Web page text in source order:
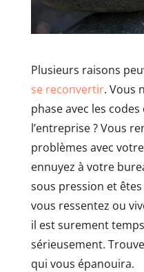
Plusieurs raisons
se reconvertir. Vous
phase avec les
l’entreprise ? Vous
problèmes avec
ennuyez à votre
sous pression et
vous ressentez ou
il est surement
sérieusement.
qui vous épanouira.